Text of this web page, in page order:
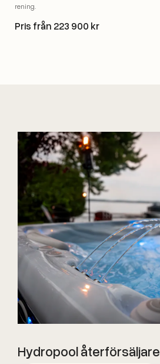
rening.
Pris från 223 900 kr
Hydropool återförsäljare